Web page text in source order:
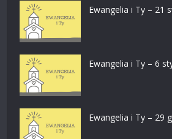
Ewangelia i Ty – 21
Ewangelia i Ty – 6
Ewangelia i Ty – 29